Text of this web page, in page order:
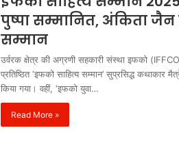
पुष्पा सम्मानित, अंकिता जैन
सम्मान
उर्वरक क्षेत्र की अग्रणी सहकारी संस्था इफको (IFFCO)
प्रतिष्ठित ‘इफको साहित्य सम्मान’ सुप्रसिद्ध कथाकार
किया गया। वहीं, ‘इफको युवा…
Read More »